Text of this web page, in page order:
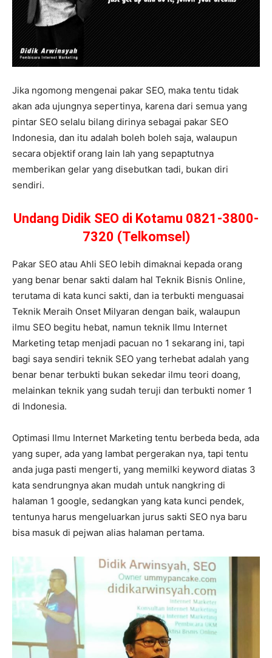
Jika ngomong mengenai pakar SEO, maka tentu tidak
akan ada ujungnya sepertinya, karena dari semua yang
pintar SEO selalu bilang dirinya sebagai pakar SEO
Indonesia, dan itu adalah boleh boleh saja, walaupun
secara objektif orang lain lah yang sepaptutnya
memberikan gelar yang disebutkan tadi, bukan diri
sendiri.
Undang Didik SEO di Kotamu 0821-3800-
7320 (Telkomsel)
Pakar SEO atau Ahli SEO lebih dimaknai kepada orang
yang benar benar sakti dalam hal Teknik Bisnis Online,
terutama di kata kunci sakti, dan ia terbukti menguasai
Teknik Meraih Onset Milyaran dengan baik, walaupun
ilmu SEO begitu hebat, namun teknik Ilmu Internet
Marketing tetap menjadi pacuan no 1 sekarang ini, tapi
bagi saya sendiri teknik SEO yang terhebat adalah yang
benar benar terbukti bukan sekedar ilmu teori doang,
melainkan teknik yang sudah teruji dan terbukti nomer 1
di Indonesia.
Optimasi Ilmu Internet Marketing tentu berbeda beda, ada
yang super, ada yang lambat pergerakan nya, tapi tentu
anda juga pasti mengerti, yang memilki keyword diatas 3
kata sendrungnya akan mudah untuk nangkring di
halaman 1 google, sedangkan yang kata kunci pendek,
tentunya harus mengeluarkan jurus sakti SEO nya baru
bisa masuk di pejwan alias halaman pertama.